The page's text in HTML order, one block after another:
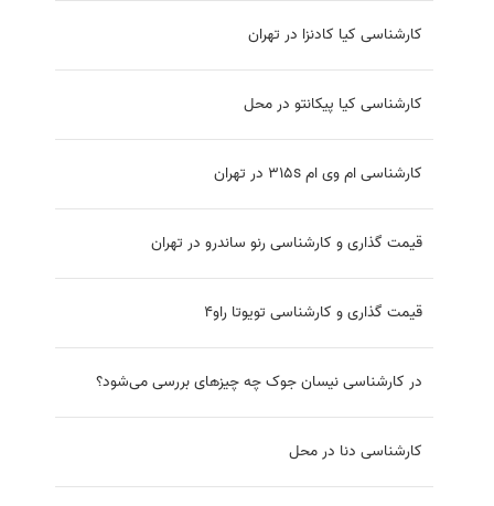
کارشناسی کیا کادنزا در تهران
کارشناسی کیا پیکانتو در محل
کارشناسی ام وی ام 315s در تهران
قیمت گذاری و کارشناسی رنو ساندرو در تهران
قیمت گذاری و کارشناسی تویوتا راو4
در کارشناسی نیسان جوک چه چیزهای بررسی می‌شود؟
کارشناسی دنا در محل